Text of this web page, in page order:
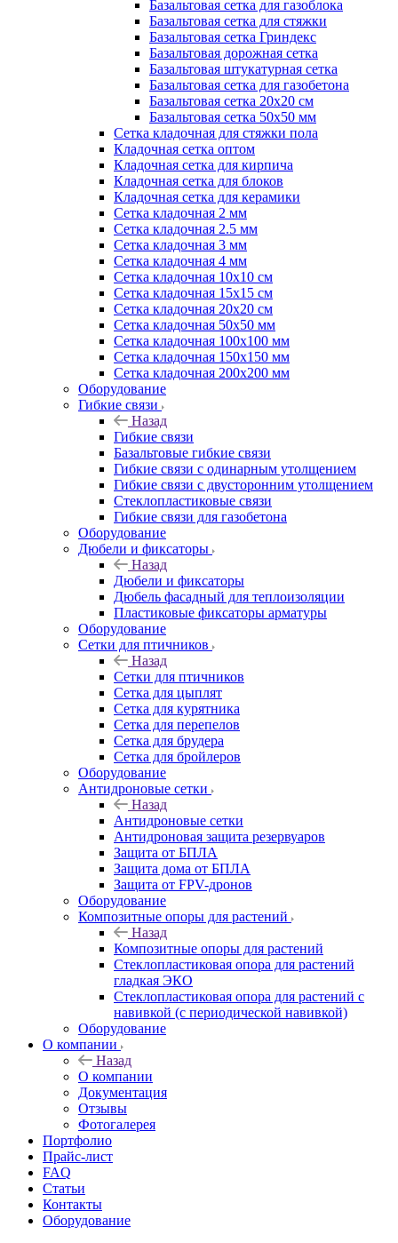
Базальтовая сетка для газоблока
Базальтовая сетка для стяжки
Базальтовая сетка Гриндекс
Базальтовая дорожная сетка
Базальтовая штукатурная сетка
Базальтовая сетка для газобетона
Базальтовая сетка 20x20 см
Базальтовая сетка 50x50 мм
Сетка кладочная для стяжки пола
Кладочная сетка оптом
Кладочная сетка для кирпича
Кладочная сетка для блоков
Кладочная сетка для керамики
Сетка кладочная 2 мм
Сетка кладочная 2.5 мм
Сетка кладочная 3 мм
Сетка кладочная 4 мм
Сетка кладочная 10x10 см
Сетка кладочная 15x15 см
Сетка кладочная 20x20 см
Сетка кладочная 50x50 мм
Сетка кладочная 100x100 мм
Сетка кладочная 150x150 мм
Сетка кладочная 200x200 мм
Оборудование
Гибкие связи
Назад
Гибкие связи
Базальтовые гибкие связи
Гибкие связи с одинарным утолщением
Гибкие связи с двусторонним утолщением
Стеклопластиковые связи
Гибкие связи для газобетона
Оборудование
Дюбели и фиксаторы
Назад
Дюбели и фиксаторы
Дюбель фасадный для теплоизоляции
Пластиковые фиксаторы арматуры
Оборудование
Сетки для птичников
Назад
Сетки для птичников
Сетка для цыплят
Сетка для курятника
Сетка для перепелов
Сетка для брудера
Сетка для бройлеров
Оборудование
Антидроновые сетки
Назад
Антидроновые сетки
Антидроновая защита резервуаров
Защита от БПЛА
Защита дома от БПЛА
Защита от FPV-дронов
Оборудование
Композитные опоры для растений
Назад
Композитные опоры для растений
Стеклопластиковая опора для растений
гладкая ЭКО
Стеклопластиковая опора для растений с
навивкой (с периодической навивкой)
Оборудование
О компании
Назад
О компании
Документация
Отзывы
Фотогалерея
Портфолио
Прайс-лист
FAQ
Статьи
Контакты
Оборудование